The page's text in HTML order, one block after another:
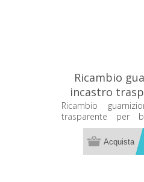
Ricambio
incastro
box doccia
Ricambio
trasparente per
GT5380